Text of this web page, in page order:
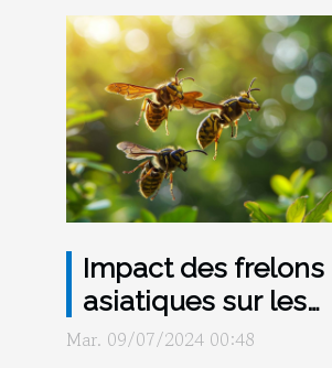
Impact des frelons
asiatiques sur les
écosystèmes locaux
Mar. 09/07/2024 00:48